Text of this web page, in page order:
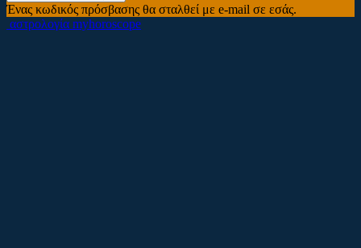
Ένας κωδικός πρόσβασης θα σταλθεί με e-mail σε εσάς.
αστρολογία myhoroscope